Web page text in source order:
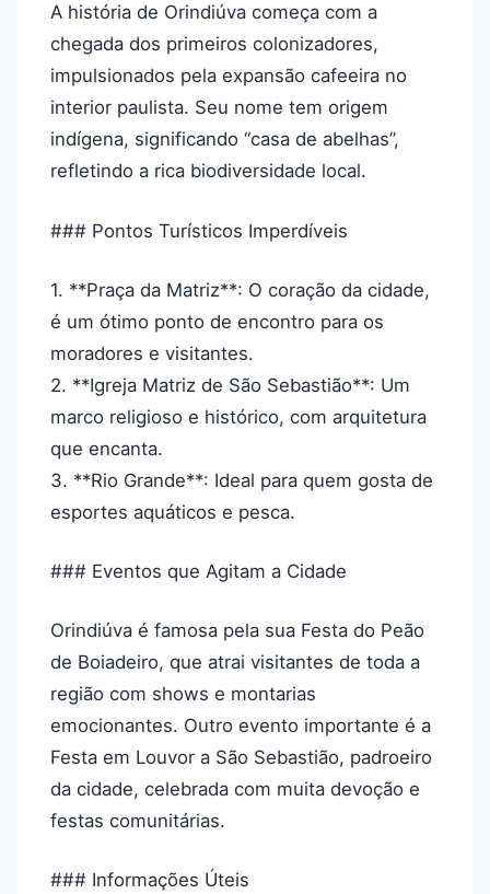
A história de Orindiúva começa com a
chegada dos primeiros colonizadores,
impulsionados pela expansão cafeeira no
interior paulista. Seu nome tem origem
indígena, significando “casa de abelhas”,
refletindo a rica biodiversidade local.
### Pontos Turísticos Imperdíveis
1. **Praça da Matriz**: O coração da cidade,
é um ótimo ponto de encontro para os
moradores e visitantes.
2. **Igreja Matriz de São Sebastião**: Um
marco religioso e histórico, com arquitetura
que encanta.
3. **Rio Grande**: Ideal para quem gosta de
esportes aquáticos e pesca.
### Eventos que Agitam a Cidade
Orindiúva é famosa pela sua Festa do Peão
de Boiadeiro, que atrai visitantes de toda a
região com shows e montarias
emocionantes. Outro evento importante é a
Festa em Louvor a São Sebastião, padroeiro
da cidade, celebrada com muita devoção e
festas comunitárias.
### Informações Úteis